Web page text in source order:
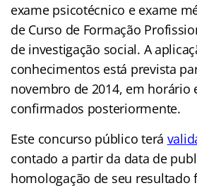
exame psicotécnico e exame
de Curso de Formação
de investigação social. A
conhecimentos está prevista
novembro de 2014, em horário
confirmados posteriormente.
Este concurso público terá
contado a partir da data de
homologação de seu resultado